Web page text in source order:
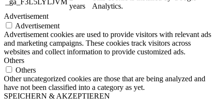
_ga_F3L5LYLJVM
years
Analytics.
Advertisement
Advertisement
Advertisement cookies are used to provide visitors with relevant ads
and marketing campaigns. These cookies track visitors across
websites and collect information to provide customized ads.
Others
Others
Other uncategorized cookies are those that are being analyzed and
have not been classified into a category as yet.
SPEICHERN & AKZEPTIEREN